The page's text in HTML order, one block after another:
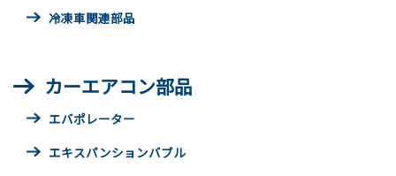
冷凍車関連部品
カーエアコン部品
エバポレーター
エキスパンションバブル